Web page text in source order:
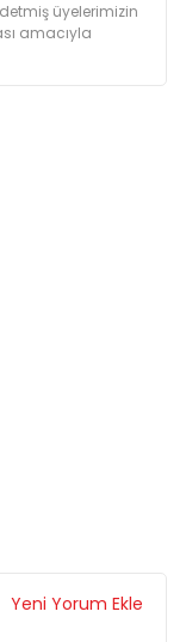
üyelerimizin
amacıyla
Yeni Yorum Ekle